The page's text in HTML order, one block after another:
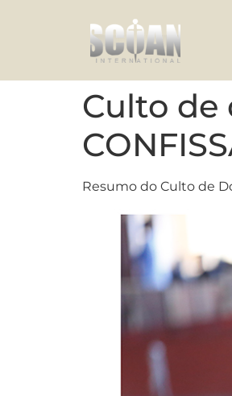
Culto de
Resumo do Culto de